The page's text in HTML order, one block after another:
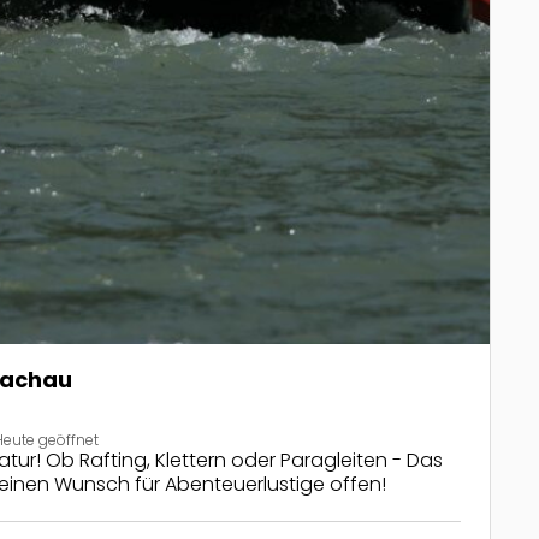
geöffnet
Ob Rafting, Klettern oder Paragleiten - Das
Wunsch für Abenteuerlustige offen!